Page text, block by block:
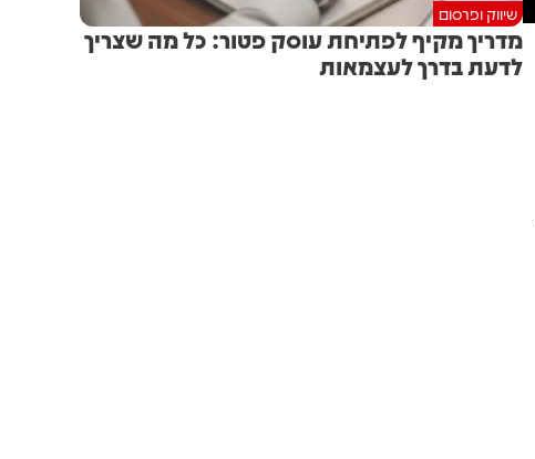
שיווק ופרסום
מדריך מקיף לפתיחת עוסק פטור: כל מה שצריך
לדעת בדרך לעצמאות